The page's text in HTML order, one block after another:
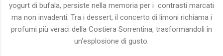
yogurt di bufala, persiste nella memoria per i contrasti marcati
ma non invadenti. Tra i dessert, il concerto di limoni richiama i
profumi più veraci della Costiera Sorrentina, trasformandoli in
un'esplosione di gusto.